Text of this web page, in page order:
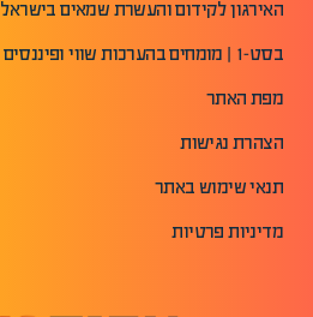
האירגון לקידום והעשרת שמאים בישראל
בסט-1 | מומחים בהערכות שווי ופיננסים
מפת האתר
הצהרת נגישות
תנאי שימוש באתר
מדיניות פרטיות